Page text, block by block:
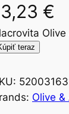
€
teraz
Olive